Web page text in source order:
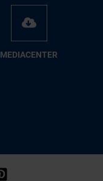
ME­DIA­CEN­TER